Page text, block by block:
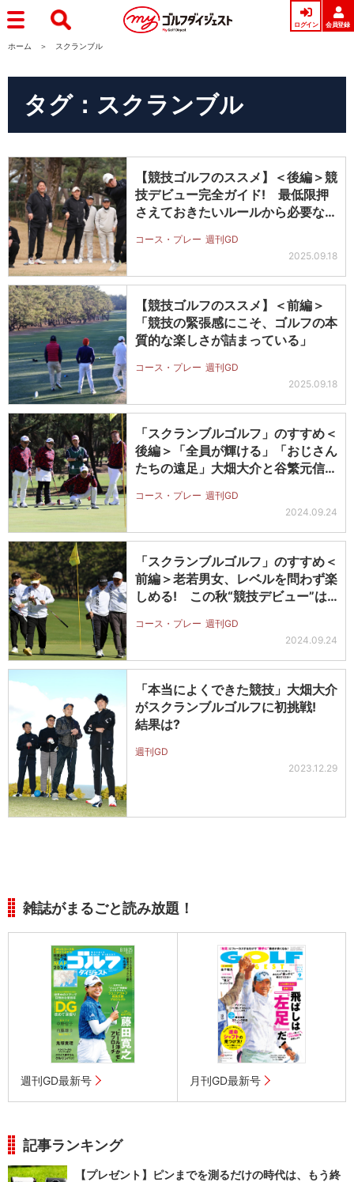
ログイン 会員登録
ホーム スクランブル
タグ：スクランブル
【競技ゴルフのススメ】＜後編＞競
技デビュー完全ガイド! 最低限押
さえておきたいルールから必要な準
コース・プレー 週刊GD
2025.09.18
【競技ゴルフのススメ】＜前編＞
「競技の緊張感にこそ、ゴルフの本
質的な楽しさが詰まっている」
コース・プレー 週刊GD
2025.09.18
「スクランブルゴルフ」のすすめ＜
後編＞「全員が輝ける」「おじさん
たちの遠足」大畑大介と谷繁元信が
コース・プレー 週刊GD
2024.09.24
「スクランブルゴルフ」のすすめ＜
前編＞老若男女、レベルを問わず楽
しめる! この秋“競技デビュー”は
コース・プレー 週刊GD
2024.09.24
「本当によくできた競技」大畑大介
がスクランブルゴルフに初挑戦!
結果は?
週刊GD
2023.12.29
雑誌がまるごと読み放題！
週刊GD最新号 月刊GD最新号
記事ランキング
【プレゼント】ピンまでを測るだけの時代は、もう終